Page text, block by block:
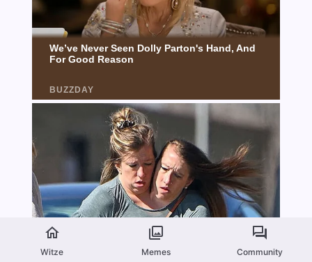
Witze Memes Community